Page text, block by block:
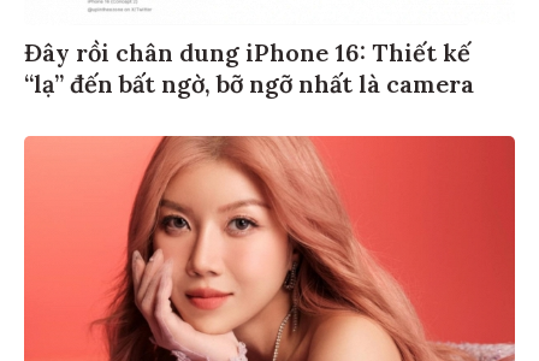
Đây rồi chân dung iPhone 16: Thiết kế
“lạ” đến bất ngờ, bỡ ngỡ nhất là camera